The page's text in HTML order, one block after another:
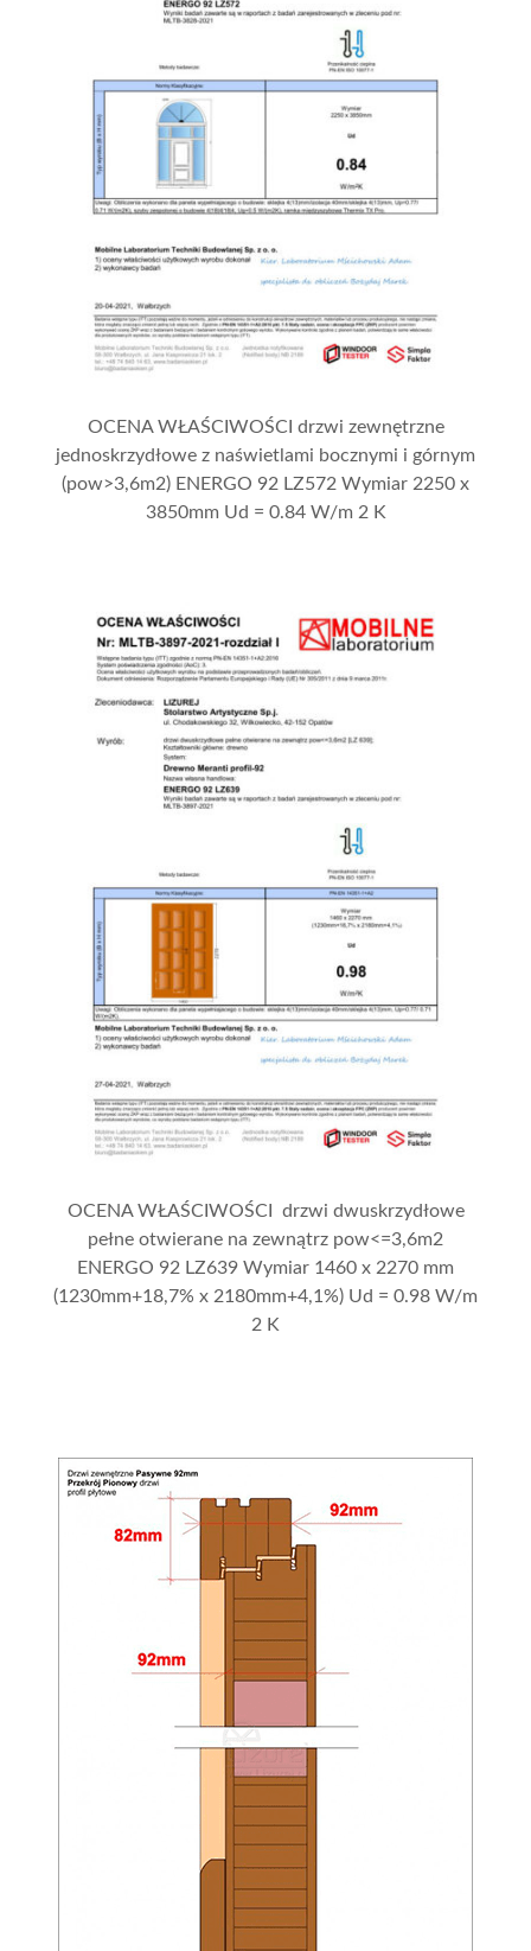
OCENA WŁAŚCIWOŚCI drzwi zewnętrzne
jednoskrzydłowe z naświetlami bocznymi i górnym
(pow>3,6m2) ENERGO 92 LZ572 Wymiar 2250 x
3850mm Ud = 0.84 W/m 2 K
OCENA WŁAŚCIWOŚCI drzwi dwuskrzydłowe
pełne otwierane na zewnątrz pow<=3,6m2
ENERGO 92 LZ639 Wymiar 1460 x 2270 mm
(1230mm+18,7% x 2180mm+4,1%) Ud = 0.98 W/m
2 K